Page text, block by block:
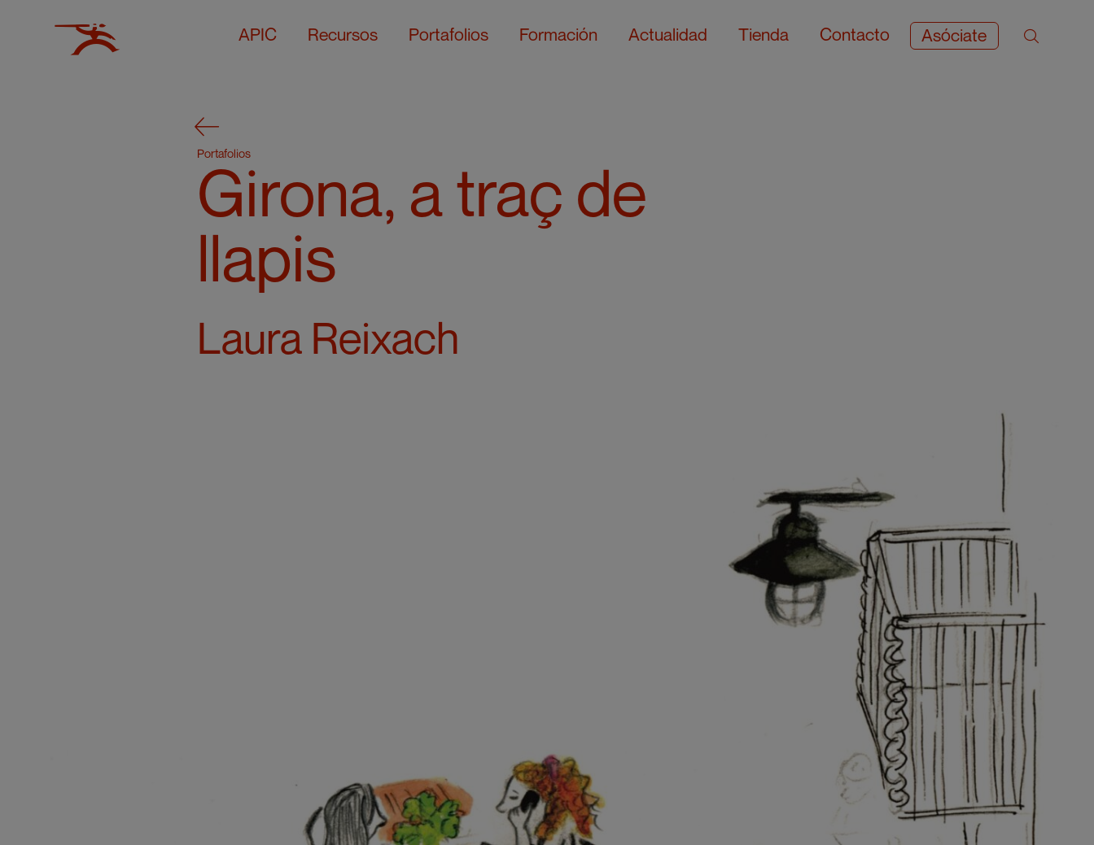
APIC Recursos Portafolios Formación Actualidad Tienda Contacto Asóciate
Portafolios
Girona, a traç de
llapis
Laura Reixach